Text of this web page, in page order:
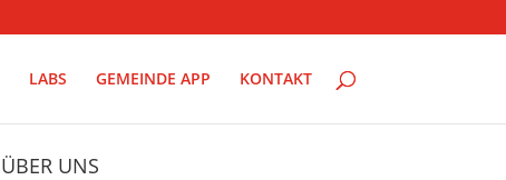
LABS GEMEINDE APP KONTAKT
ÜBER UNS